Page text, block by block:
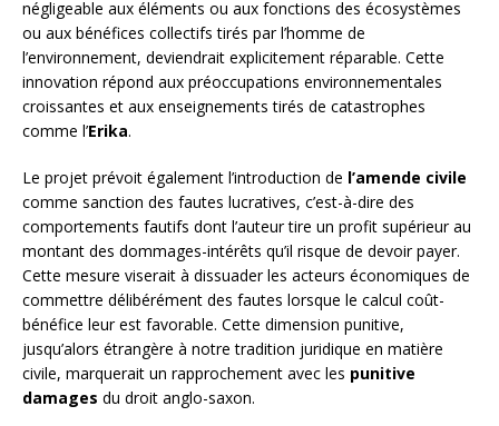
négligeable aux éléments ou aux fonctions des écosystèmes
ou aux bénéfices collectifs tirés par l’homme de
l’environnement, deviendrait explicitement réparable. Cette
innovation répond aux préoccupations environnementales
croissantes et aux enseignements tirés de catastrophes
comme l’Erika.
Le projet prévoit également l’introduction de l’amende civile
comme sanction des fautes lucratives, c’est-à-dire des
comportements fautifs dont l’auteur tire un profit supérieur au
montant des dommages-intérêts qu’il risque de devoir payer.
Cette mesure viserait à dissuader les acteurs économiques de
commettre délibérément des fautes lorsque le calcul coût-
bénéfice leur est favorable. Cette dimension punitive,
jusqu’alors étrangère à notre tradition juridique en matière
civile, marquerait un rapprochement avec les punitive
damages du droit anglo-saxon.